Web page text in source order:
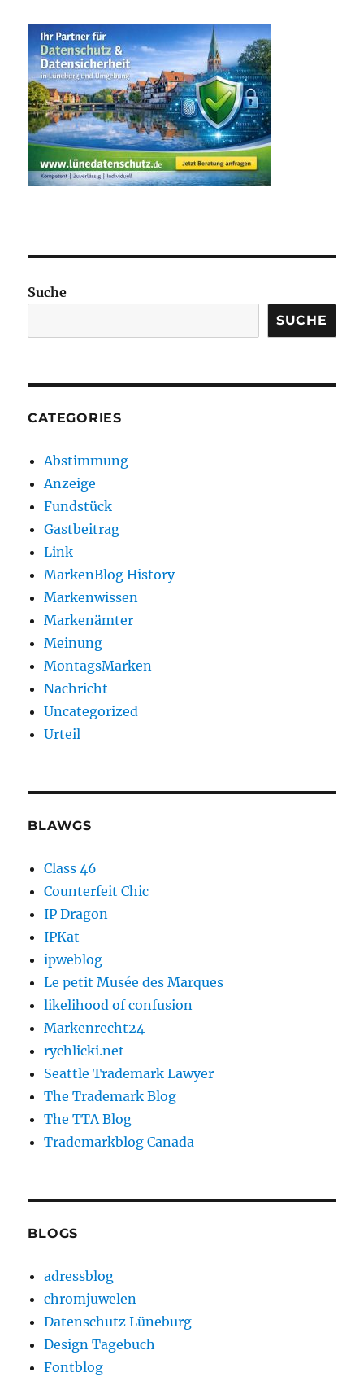
Suche
SUCHE
CATEGORIES
Abstimmung
Anzeige
Fundstück
Gastbeitrag
Link
MarkenBlog History
Markenwissen
Markenämter
Meinung
MontagsMarken
Nachricht
Uncategorized
Urteil
BLAWGS
Class 46
Counterfeit Chic
IP Dragon
IPKat
ipweblog
Le petit Musée des Marques
likelihood of confusion
Markenrecht24
rychlicki.net
Seattle Trademark Lawyer
The Trademark Blog
The TTA Blog
Trademarkblog Canada
BLOGS
adressblog
chromjuwelen
Datenschutz Lüneburg
Design Tagebuch
Fontblog